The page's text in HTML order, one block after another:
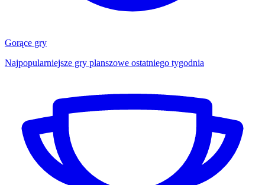
Gorące gry
Najpopularniejsze gry planszowe ostatniego tygodnia